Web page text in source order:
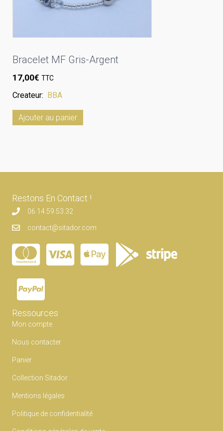
Bracelet MF Gris-Argent
17,00€ TTC
Createur: BBA
Ajouter au panier
Restons En Contact !
06.14.59.53.32
contact@sitador.com
Ressources
Mon compte
Nous contacter
Panier
Collection Sitador
Mentions légales
Politique de confidentialité